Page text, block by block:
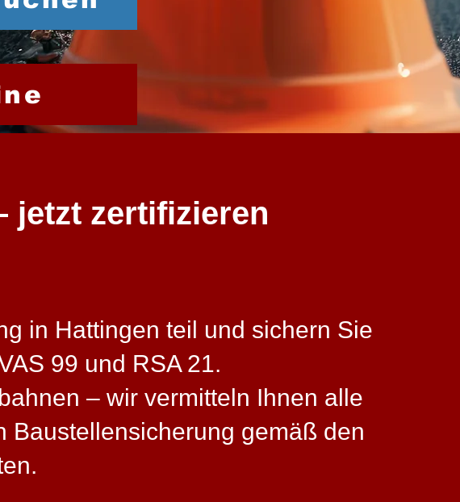
jetzt zertifizieren
in Hattingen teil und sichern Sie
99 und RSA 21.
– wir vermitteln Ihnen alle
Baustellensicherung gemäß den